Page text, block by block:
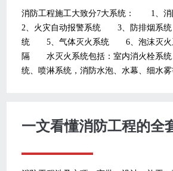
消防工程施工大致分7大系统： 1、
2、火灾自动报警系统 3、防排烟系
统 5、气体灭火系统 6、泡沫灭
隔 水灭火系统包括：室内消火栓系统
统、喷淋系统，消防水泡、水幕、细水雾
一文看懂消防工程的全